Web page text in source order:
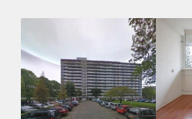
Inkomen eis
3,3 X Maandhuur Bruto
Huurtermijn
Onbepaalde termijn